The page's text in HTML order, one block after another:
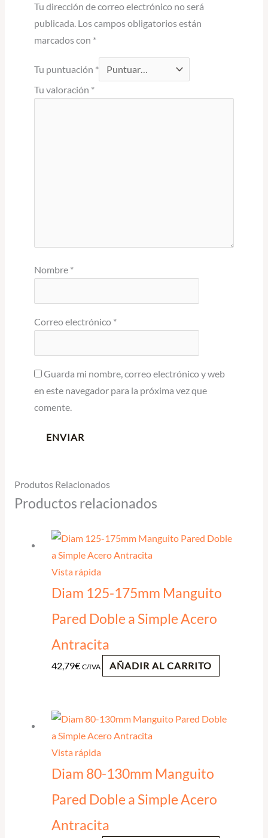
Tu dirección de correo electrónico no será
publicada. Los campos obligatorios están
marcados con *
Tu puntuación *
Tu valoración *
Nombre *
Correo electrónico *
Guarda mi nombre, correo electrónico y web
en este navegador para la próxima vez que
comente.
Produtos Relacionados
Productos relacionados
Vista rápida
Diam 125-175mm Manguito
Pared Doble a Simple Acero
Antracita
42,79€ C/IVA AÑADIR AL CARRITO
Vista rápida
Diam 80-130mm Manguito
Pared Doble a Simple Acero
Antracita